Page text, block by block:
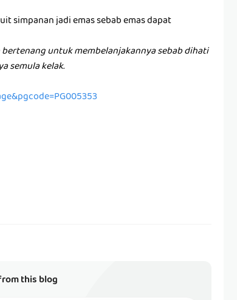
simpanan jadi emas sebab emas dapat
untuk membelanjakannya sebab dihati
semula kelak.
this blog